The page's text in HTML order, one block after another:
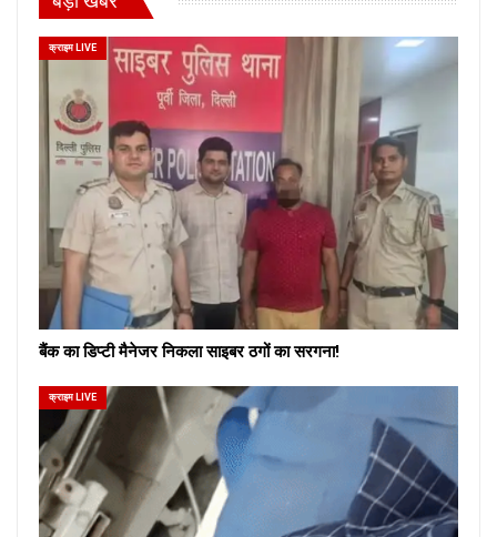
क्राइम LIVE
बैंक का डिप्टी मैनेजर निकला साइबर ठगों का सरगना!
क्राइम LIVE